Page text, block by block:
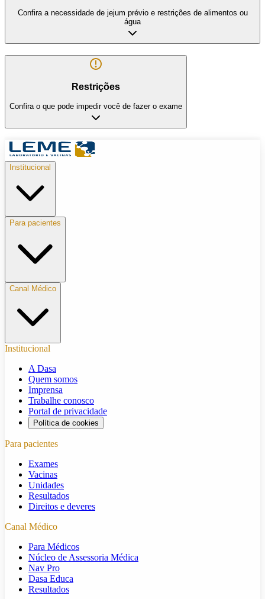
Confira a necessidade de jejum prévio e restrições de alimentos ou
água
Restrições
Confira o que pode impedir você de fazer o exame
Institucional
Para pacientes
Canal Médico
Institucional
A Dasa
Quem somos
Imprensa
Trabalhe conosco
Portal de privacidade
Política de cookies
Para pacientes
Exames
Vacinas
Unidades
Resultados
Direitos e deveres
Canal Médico
Para Médicos
Núcleo de Assessoria Médica
Nav Pro
Dasa Educa
Resultados